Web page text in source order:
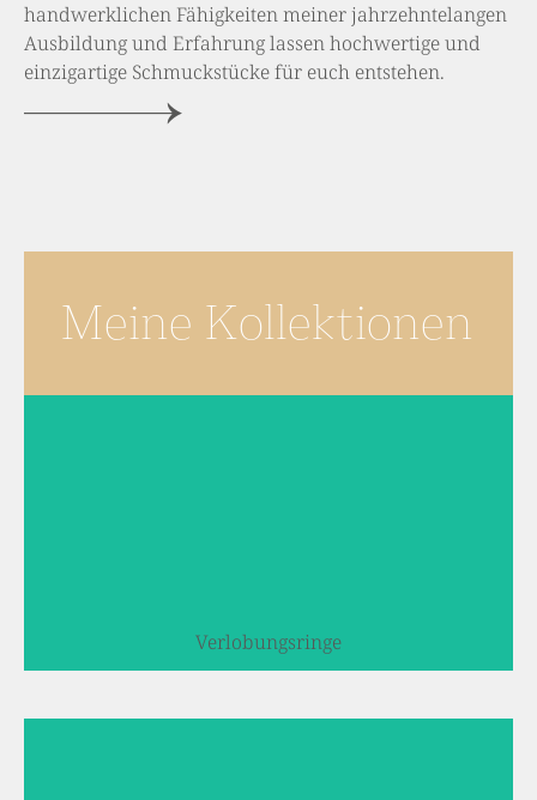
handwerklichen Fähigkeiten meiner jahrzehntelangen
Ausbildung und Erfahrung lassen hochwertige und
einzigartige Schmuckstücke für euch entstehen.
Verlobungsringe
Meine Kollektionen